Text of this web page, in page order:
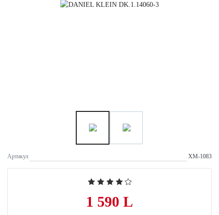
Артикул XM-1083
1 590 L